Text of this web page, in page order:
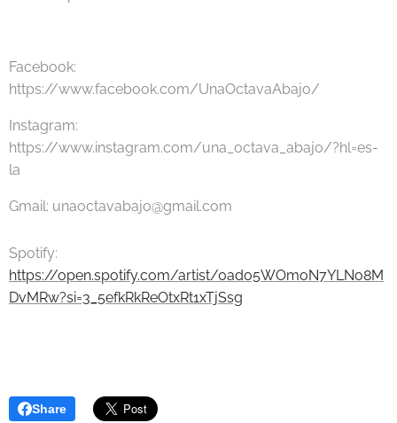
Facebook:
https://www.facebook.com/UnaOctavaAbajo/
Instagram:
https://www.instagram.com/una_octava_abajo/?hl=es-
la
Gmail: unaoctavabajo@gmail.com
Spotify:
https://open.spotify.com/artist/0ado5WOmoN7YLNo8M
DvMRw?si=3_5efkRkReOtxRt1xTjSsg
Share